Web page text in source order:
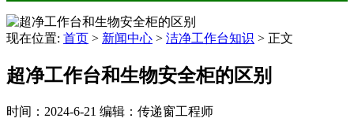
现在位置: 首页 > 新闻中心 > 洁净工作台知识 > 正文
超净工作台和生物安全柜的区别
时间：2024-6-21 编辑：传递窗工程师